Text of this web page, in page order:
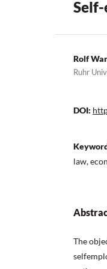
Rolf
Ruhr
DOI:
law,
The